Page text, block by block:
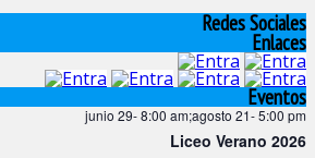
Redes Sociales
Enlaces
Eventos
junio 29- 8:00 am;agosto 21- 5:00 pm
Liceo Verano 2026